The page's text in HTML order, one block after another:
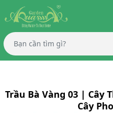
Trầu Bà Vàng 03 | Cây
Cây